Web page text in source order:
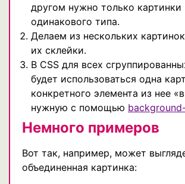
другом нужно только картинки
одинакового типа.
Делаем из нескольких
их склейки.
В CSS для всех
будет использоваться одна
конкретного элемента из нее
нужную с помощью
Немного примеров
Вот так, например, может
объединенная картинка: